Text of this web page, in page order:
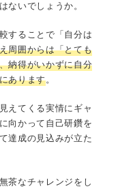
ないでしょうか。
することで「自分は
周囲からは「とても
納得がいかずに自分
あります。
えてくる実情にギャ
向かって自己研鑽を
達成の見込みが立た
茶なチャレンジをし